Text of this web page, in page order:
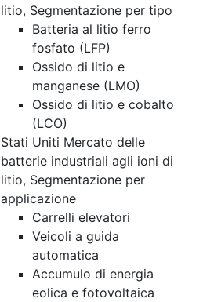
litio, Segmentazione per tipo
Batteria al litio ferro
fosfato (LFP)
Ossido di litio e
manganese (LMO)
Ossido di litio e cobalto
(LCO)
Stati Uniti Mercato delle
batterie industriali agli ioni di
litio, Segmentazione per
applicazione
Carrelli elevatori
Veicoli a guida
automatica
Accumulo di energia
eolica e fotovoltaica